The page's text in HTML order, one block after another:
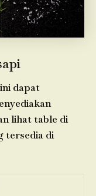
dapat
lihat table di
tersedia di